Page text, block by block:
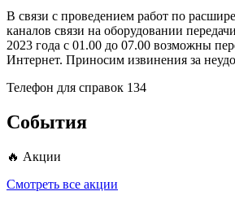
В связи с проведением работ по
каналов связи на оборудовании
2023 года с 01.00 до 07.00 возможны
Интернет. Приносим извинения за
Телефон для справок 134
События
🔥 Акции
Смотреть все акции